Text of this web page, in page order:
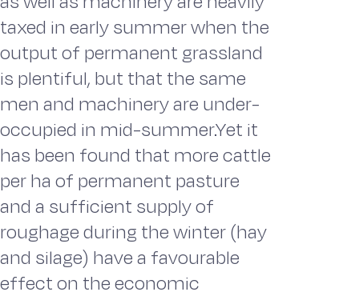
taxed in early summer when the
output of permanent grassland
is plentiful, but that the same
men and machinery are under-
occupied in mid-summer.Yet it
has been found that more cattle
per ha of permanent pasture
and a sufficient supply of
roughage during the winter (hay
and silage) have a favourable
effect on the economic